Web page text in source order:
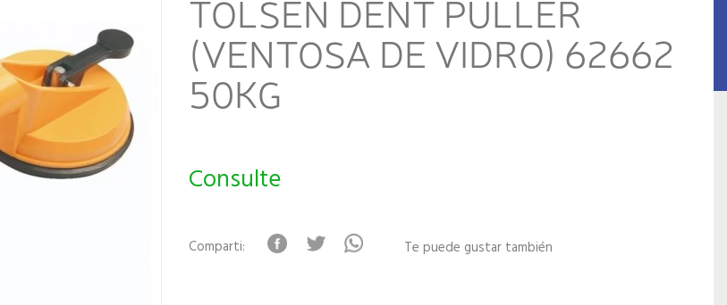
TOLSEN DENT PULLER
(VENTOSA DE VIDRO) 62662
50KG
Consulte
Comparti: Te puede gustar también